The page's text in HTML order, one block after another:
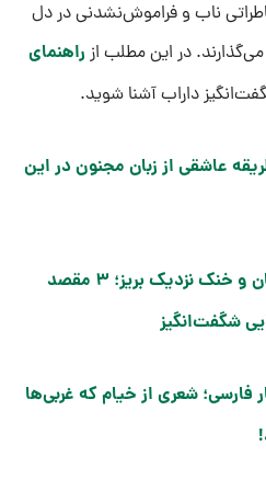
ناب و فراموش‌نشدنی در دل
در این مطلب از راهنمای
عاشقی از زبان مجنون در این
۳ بهشت پنهان و خنک نزدیک بریز؛ ۳ مقصد
شگفت‌انگیز
فارسی؛ شعری از خیام که غربی‌ها